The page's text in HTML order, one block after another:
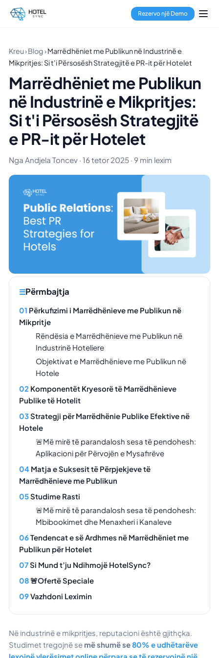
Rezervo një Demo
Kreu›Blog›Marrëdhëniet me Publikun në Industrinë e
Mikpritjes: Si t'i Përsosësh Strategjitë e PR-it për Hotelet
Marrëdhëniet me Publikun
në Industrinë e Mikpritjes:
Si t'i Përsosësh Strategjitë
e PR-it për Hotelet
Nga Andjela Toncev · 16 tetor 2025 · 9 min lexim
Përmbajtja
Përkufizimi i Marrëdhënieve me Publikun në
Mikpritje
Rëndësia e Marrëdhënieve me Publikun në
Industrinë Hoteliere
Objektivat e Marrëdhënieve me Publikun në
Hotele
Komponentët Kryesorë të Marrëdhënieve
Publike të Hotelit
Strategji për Marrëdhënie Publike Efektive në
Hotele
🚨Më mirë të parandalosh sesa të pendohesh:
Aplikacioni për Përvojën e Mysafirëve
Matja e Suksesit të Përpjekjeve të
Marrëdhënieve me Publikun
Studime Rasti
🚨Më mirë të parandalosh sesa të pendohesh:
Mbibookimet dhe Menaxheri i Kanaleve
Tendencat e së Ardhmes në Marrëdhëniet me
Publikun për Hotelet
Si Mund t’ju Ndihmojë HotelSync?
🚨Ofertë Speciale
Vazhdoni Leximin
Në industrinë e mikpritjes, reputacioni është gjithçka.
Studimet tregojnë se më shumë se80% e udhëtarëve
lexojnë vlerësimet online përpara se të rezervojnë një